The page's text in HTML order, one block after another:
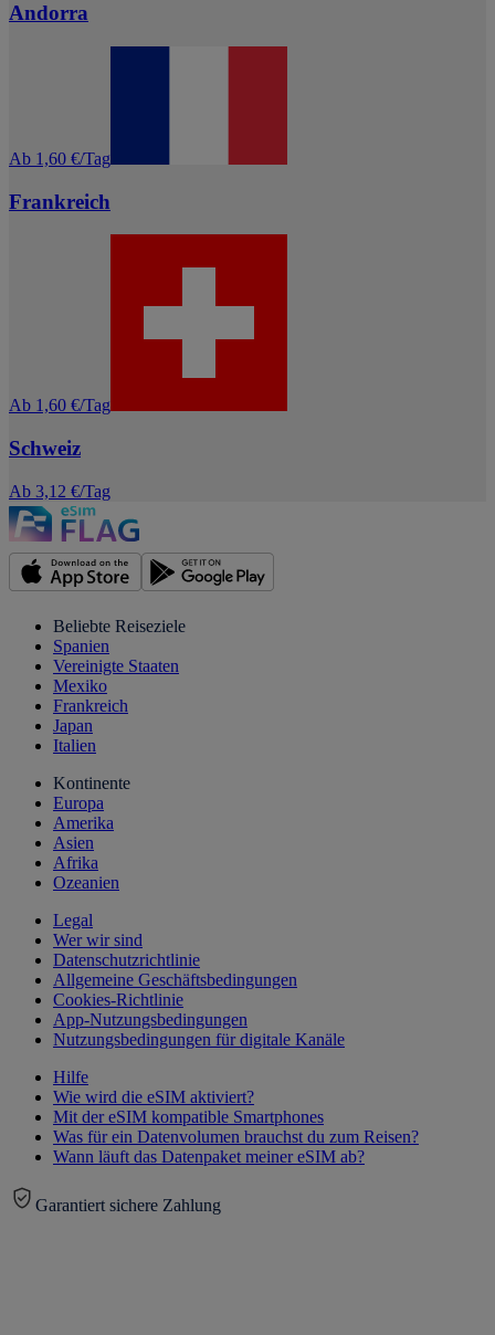
Andorra
Ab 1,60 €/Tag
Frankreich
Ab 1,60 €/Tag
Schweiz
Ab 3,12 €/Tag
Beliebte Reiseziele
Spanien
Vereinigte Staaten
Mexiko
Frankreich
Japan
Italien
Kontinente
Europa
Amerika
Asien
Afrika
Ozeanien
Legal
Wer wir sind
Datenschutzrichtlinie
Allgemeine Geschäftsbedingungen
Cookies-Richtlinie
App-Nutzungsbedingungen
Nutzungsbedingungen für digitale Kanäle
Hilfe
Wie wird die eSIM aktiviert?
Mit der eSIM kompatible Smartphones
Was für ein Datenvolumen brauchst du zum Reisen?
Wann läuft das Datenpaket meiner eSIM ab?
Garantiert sichere Zahlung